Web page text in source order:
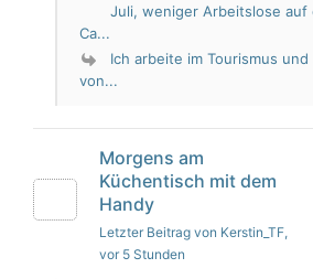
Juli, weniger Arbeitslose auf
Ca...
Ich arbeite im Tourismus
von...
Morgens am
Küchentisch mit dem
Handy
Letzter Beitrag von Kerstin_TF,
vor 5 Stunden